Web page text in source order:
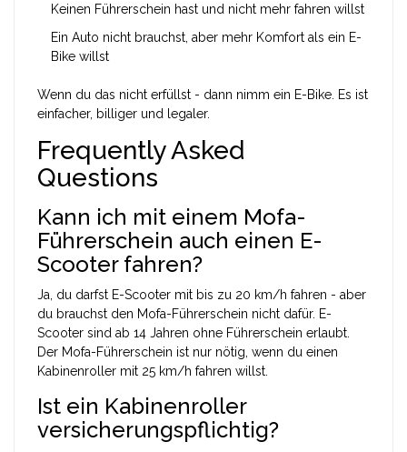
Keinen Führerschein hast und nicht mehr fahren willst
Ein Auto nicht brauchst, aber mehr Komfort als ein E-
Bike willst
Wenn du das nicht erfüllst - dann nimm ein E-Bike. Es ist
einfacher, billiger und legaler.
Frequently Asked
Questions
Kann ich mit einem Mofa-
Führerschein auch einen E-
Scooter fahren?
Ja, du darfst E-Scooter mit bis zu 20 km/h fahren - aber
du brauchst den Mofa-Führerschein nicht dafür. E-
Scooter sind ab 14 Jahren ohne Führerschein erlaubt.
Der Mofa-Führerschein ist nur nötig, wenn du einen
Kabinenroller mit 25 km/h fahren willst.
Ist ein Kabinenroller
versicherungspflichtig?